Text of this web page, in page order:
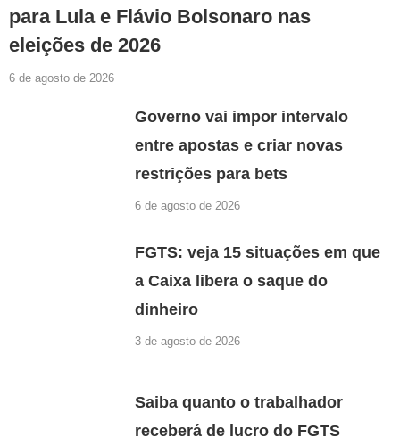
para Lula e Flávio Bolsonaro nas
eleições de 2026
6 de agosto de 2026
Governo vai impor intervalo
entre apostas e criar novas
restrições para bets
6 de agosto de 2026
FGTS: veja 15 situações em que
a Caixa libera o saque do
dinheiro
3 de agosto de 2026
Saiba quanto o trabalhador
receberá de lucro do FGTS